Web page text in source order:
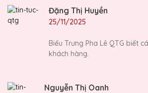
Đặng Thị Huyền
25/11/2025
Biểu Trưng Pha Lê QTG biết
khách hàng.
Nguyễn Thị Oanh